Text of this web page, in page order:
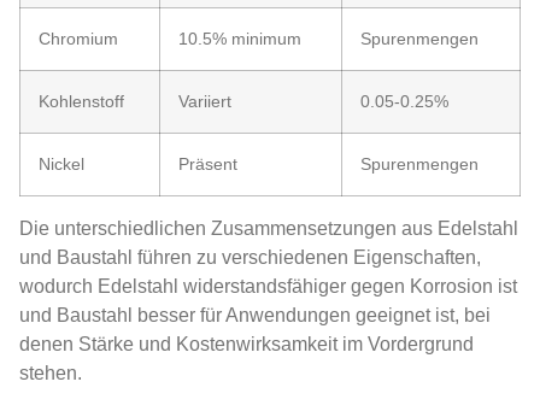
Chromium 10.5% minimum Spurenmengen
Kohlenstoff Variiert 0.05-0.25%
Nickel Präsent Spurenmengen
Die unterschiedlichen Zusammensetzungen aus Edelstahl
und Baustahl führen zu verschiedenen Eigenschaften,
wodurch Edelstahl widerstandsfähiger gegen Korrosion ist
und Baustahl besser für Anwendungen geeignet ist, bei
denen Stärke und Kostenwirksamkeit im Vordergrund
stehen.